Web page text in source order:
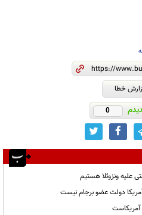
خطا
0
علیه ونزوئلا هستیم
دولت عضو برجام نیست
آمریکاست